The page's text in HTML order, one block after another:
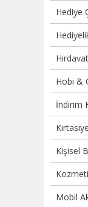
Hediye
Hobi &
İndirim
Kırtasiye
Kişisel
Mobil